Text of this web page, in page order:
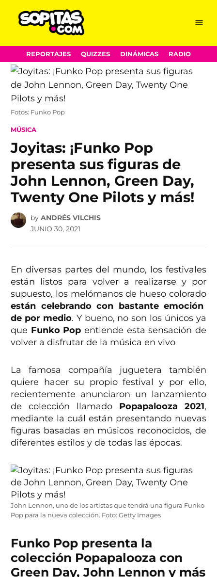
Skip
to
content
Menu
REPORTAJES QUIZZES DINÁMICAS RADIO
Fotos: Funko Pop
POSTED
MÚSICA
Joyitas: ¡Funko Pop
presenta sus figuras de
John Lennon, Green Day,
Twenty One Pilots y más!
by ANDRÉS VILCHIS
JUNIO 30, 2021
En diversas partes del mundo, los festivales
están listos para volver a realizarse y por
supuesto, los melómanos de hueso colorado
están celebrando con bastante emoción
de por medio. Y bueno, no son los únicos ya
que Funko Pop entiende esta sensación de
volver a disfrutar de la música en vivo
La famosa compañía juguetera también
quiere hacer su propio festival y por ello,
recientemente anunciaron un lanzamiento
de colección llamado Popapalooza 2021,
mediante la cuál están presentando nuevas
figuras basadas en músicos reconocidos, de
diferentes estilos y de todas las épocas.
John Lennon, uno de los artistas que tendrá una figura Funko
Pop para la nueva colección. Foto: Getty Images
Funko Pop presenta la
colección Popapalooza con
Green Day, John Lennon y más